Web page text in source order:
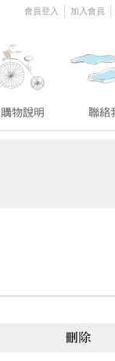
會員登入 加入會員